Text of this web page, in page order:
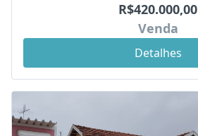
R$420.000,00
Venda
Detalhes